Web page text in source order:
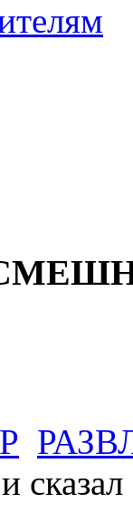
сказал